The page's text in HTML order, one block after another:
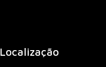
Localização